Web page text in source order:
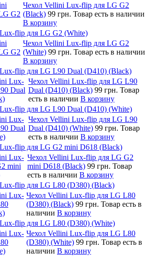
Чехол Vellini Lux-flip для LG G2
(Black) 99 грн. Товар есть в наличии
В корзину
flip для LG G2 (White)
Чехол Vellini Lux-flip для LG G2
(White) 99 грн. Товар есть в наличии
В корзину
flip для LG L90 Dual (D410) (Black)
Чехол Vellini Lux-flip для LG L90
Dual (D410) (Black) 99 грн. Товар
есть в наличии В корзину
flip для LG L90 Dual (D410) (White)
Чехол Vellini Lux-flip для LG L90
Dual (D410) (White) 99 грн. Товар
есть в наличии В корзину
flip для LG G2 mini D618 (Black)
Чехол Vellini Lux-flip для LG G2
mini D618 (Black) 99 грн. Товар
есть в наличии В корзину
flip для LG L80 (D380) (Black)
Чехол Vellini Lux-flip для LG L80
(D380) (Black) 99 грн. Товар есть в
наличии В корзину
flip для LG L80 (D380) (White)
Чехол Vellini Lux-flip для LG L80
(D380) (White) 99 грн. Товар есть в
наличии В корзину